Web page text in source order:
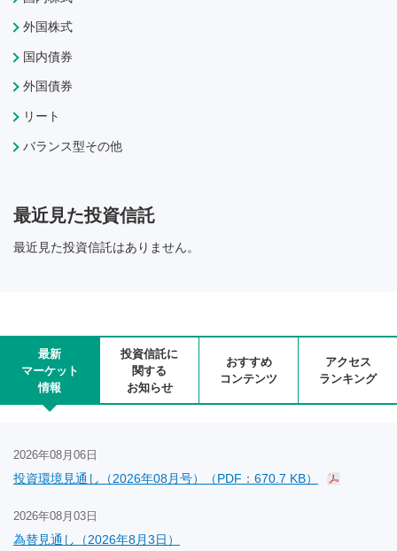
外国株式
国内債券
外国債券
リート
バランス型その他
最近見た投資信託
最近見た投資信託はありません。
最新
マーケット
情報
投資信託に
関する
お知らせ
おすすめ
コンテンツ
アクセス
ランキング
2026年08月06日
投資環境見通し（2026年08月号）（PDF：670.7 KB）
2026年08月03日
為替見通し（2026年8月3日）